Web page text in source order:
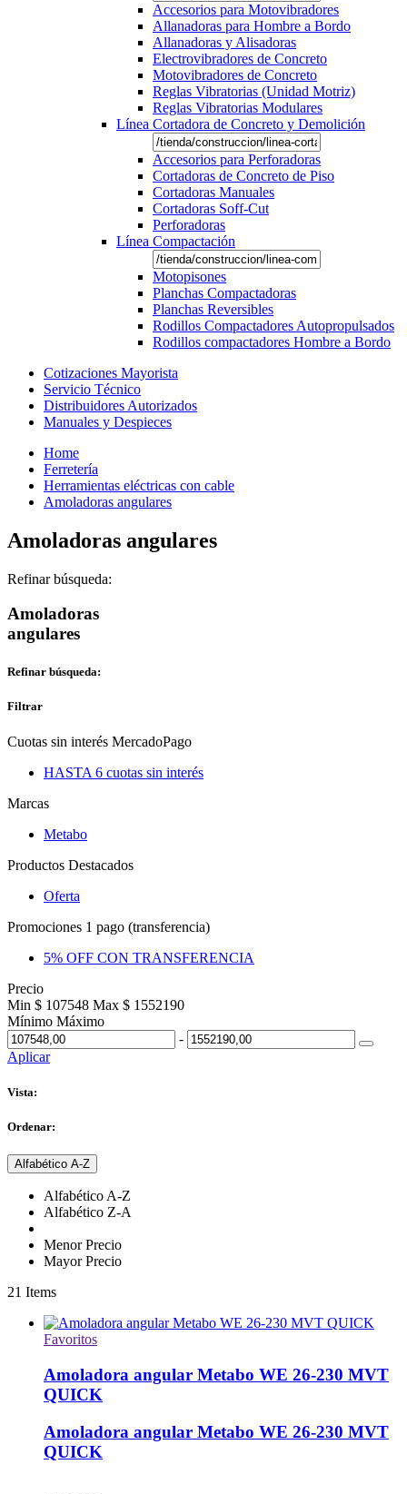
Accesorios para Motovibradores
Allanadoras para Hombre a Bordo
Allanadoras y Alisadoras
Electrovibradores de Concreto
Motovibradores de Concreto
Reglas Vibratorias (Unidad Motriz)
Reglas Vibratorias Modulares
Línea Cortadora de Concreto y Demolición
Accesorios para Perforadoras
Cortadoras de Concreto de Piso
Cortadoras Manuales
Cortadoras Soff-Cut
Perforadoras
Línea Compactación
Motopisones
Planchas Compactadoras
Planchas Reversibles
Rodillos Compactadores Autopropulsados
Rodillos compactadores Hombre a Bordo
Cotizaciones Mayorista
Servicio Técnico
Distribuidores Autorizados
Manuales y Despieces
Home
Ferretería
Herramientas eléctricas con cable
Amoladoras angulares
Amoladoras angulares
Refinar búsqueda:
Amoladoras
angulares
Refinar búsqueda:
Filtrar
Cuotas sin interés MercadoPago
HASTA 6 cuotas sin interés
Marcas
Metabo
Productos Destacados
Oferta
Promociones 1 pago (transferencia)
5% OFF CON TRANSFERENCIA
Precio
Min $ 107548 Max $ 1552190
Mínimo Máximo
-
Aplicar
Vista:
Ordenar:
Alfabético A-Z
Alfabético A-Z
Alfabético Z-A
Menor Precio
Mayor Precio
21 Items
Favoritos
Amoladora angular Metabo WE 26-230 MVT
QUICK
Amoladora angular Metabo WE 26-230 MVT
QUICK